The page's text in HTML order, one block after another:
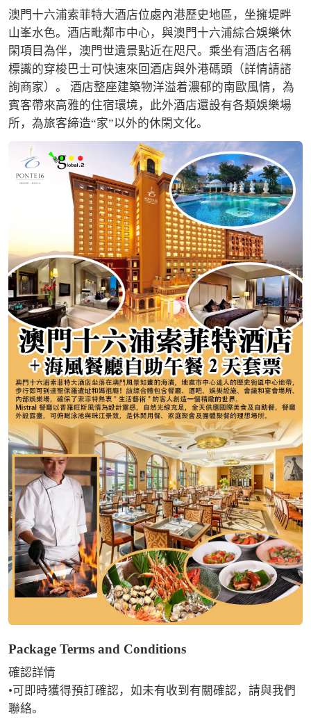
澳門十六浦索菲特大酒店位處內港歷史地區，坐擁堤畔
山峯水色。酒店毗鄰市中心，與澳門十六浦綜合娛樂休
閑項目為伴，澳門世遺景點近在咫尺。乘坐有酒店名稱
標識的穿梭巴士可快速來回酒店與外港碼頭（詳情請諮
詢商家）。 酒店整座建築物洋溢着濃郁的南歐風情，為
賓客帶來高雅的住宿環境，此外酒店還設有各類娛樂場
所，為旅客締造“家”以外的休閑文化。
Package Terms and Conditions
確認詳情
•可即時獲得預訂確認，如未有收到有關確認，請與我們
聯絡。